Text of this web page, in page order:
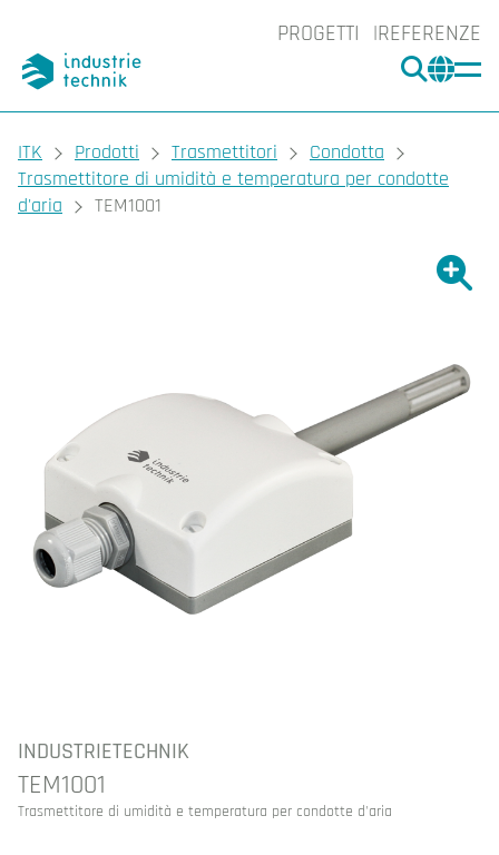
PROGETTI REFERENZE
CERCA
You are here:
ITK Prodotti Trasmettitori
Condotta
Trasmettitore di umidità e temperatura per condotte
d'aria
TEM1001
INDUSTRIETECHNIK
TEM1001
Trasmettitore di umidità e temperatura per condotte d'aria